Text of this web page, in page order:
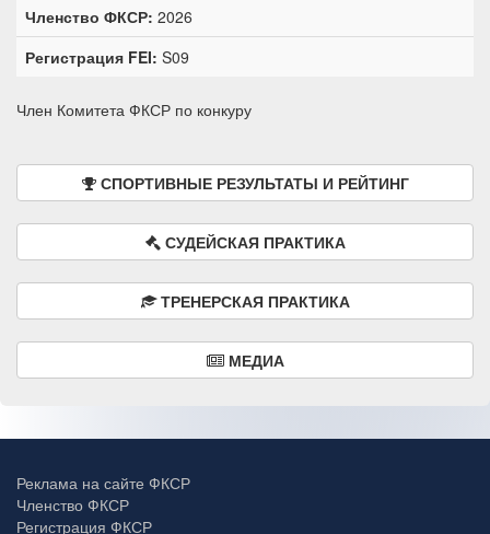
Членство ФКСР: 2026
Регистрация FEI: S09
Член Комитета ФКСР по конкуру
СПОРТИВНЫЕ РЕЗУЛЬТАТЫ И РЕЙТИНГ
СУДЕЙСКАЯ ПРАКТИКА
ТРЕНЕРСКАЯ ПРАКТИКА
МЕДИА
Реклама на сайте ФКСР
Членство ФКСР
Регистрация ФКСР